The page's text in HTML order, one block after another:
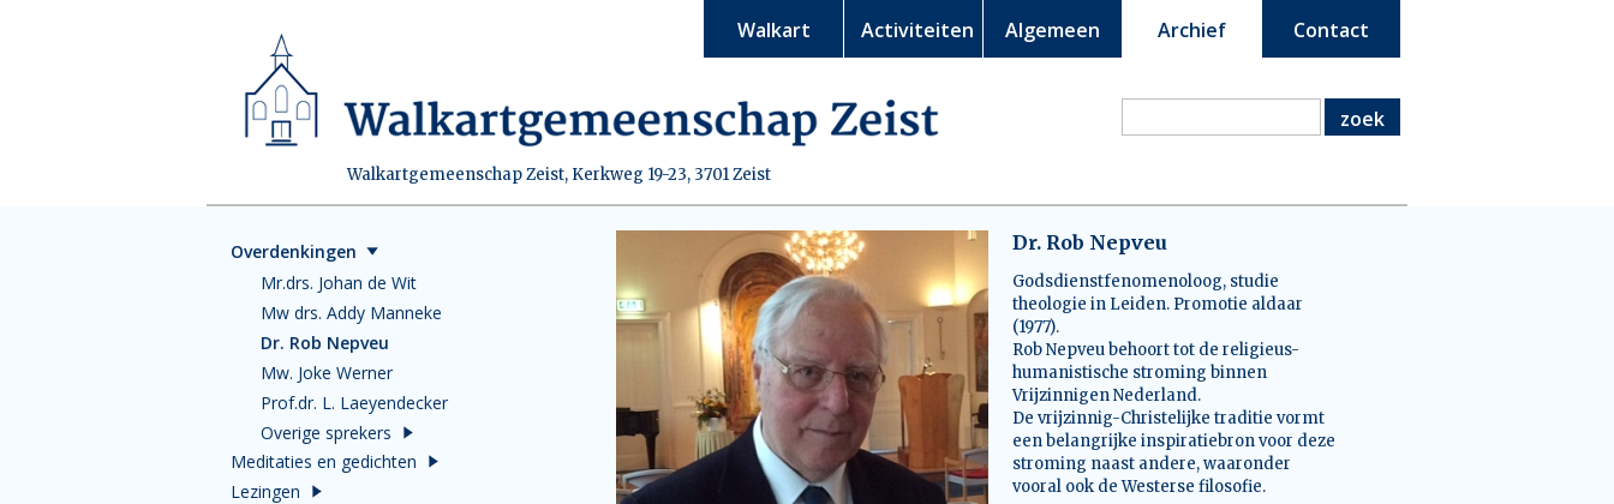
Walkartgemeenschap Zeist, Kerkweg 19-23, 3701 Zeist
Walkart Activiteiten Algemeen Archief Contact
zoek
Overdenkingen
Mr.drs. Johan de Wit
Mw drs. Addy Manneke
Dr. Rob Nepveu
Mw. Joke Werner
Prof.dr. L. Laeyendecker
Overige sprekers
Meditaties en gedichten
Lezingen
Dr. Rob Nepveu
Godsdienstfenomenoloog, studie
theologie in Leiden. Promotie aldaar
(1977).
Rob Nepveu behoort tot de religieus-
humanistische stroming binnen
Vrijzinnigen Nederland.
De vrijzinnig-Christelijke traditie vormt
een belangrijke inspiratiebron voor deze
stroming naast andere, waaronder
vooral ook de Westerse filosofie.